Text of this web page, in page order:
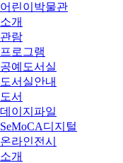
어린이박물관
소개
관람
프로그램
공예도서실
도서실안내
도서
데이지파일
SeMoCA디지털
온라인전시
소개